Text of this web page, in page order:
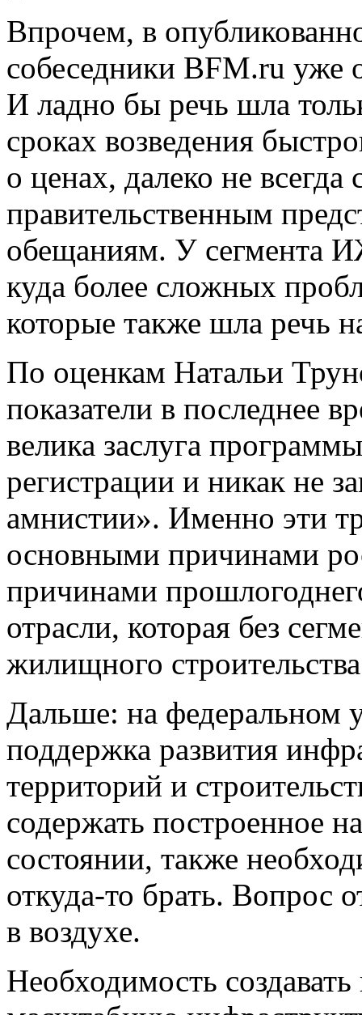
Впрочем, в
собеседники BFM.ru уже
И ладно бы речь шла
сроках возведения
о ценах, далеко не
правительственным
обещаниям. У сегмента
куда более сложных
которые также шла речь
По оценкам Натальи
показатели в последнее
велика заслуга
регистрации и никак не
амнистии». Именно эти
основными причинами
причинами
отрасли, которая без
жилищного
Дальше: на федеральном
поддержка развития
территорий и
содержать построенное
состоянии, также
откуда-то брать. Вопрос
в воздухе.
Необходимость